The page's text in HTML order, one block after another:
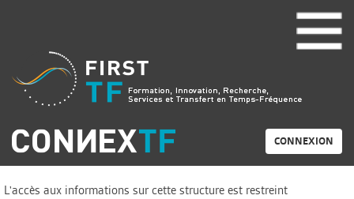
CONNEXION
L'accès aux informations sur cette structure est restreint